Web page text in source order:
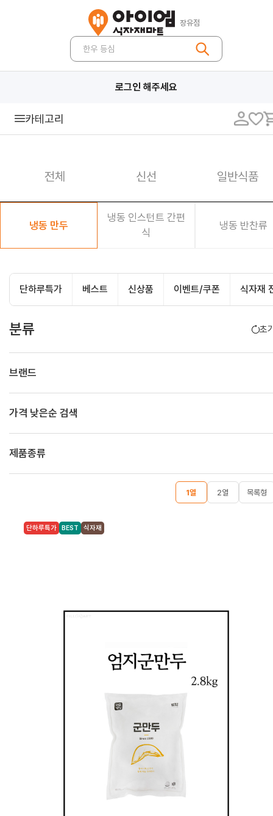
장유점
로그인 해주세요
카테고리
밀가루 분말류
유지류
소스류
설탕 감미료
봉지과자
비스킷
양산빵
시리얼
안주류
음료류
우유/멸균우유/치즈
두부/콩나물
어묵/맛살
김치/단무지/절임반찬류
냉장면/떡
육가공 식품
냉동식품
냉동 만두
냉동 인스턴트 간편식
냉동 반찬류
식자재 전용
전체 신선 일반식품
냉동 만두
냉동 인스턴트 간편
식
냉동 반찬류
단하루특가 베스트 신상품 이벤트/쿠폰 식자재
분류 초
브랜드
가격 낮은순 검색
제품종류
1열 2열 목록형
단하루특가 BEST 식자재